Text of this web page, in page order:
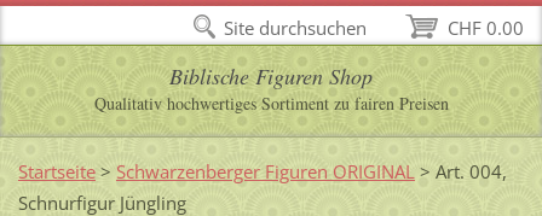
Biblische Figuren Shop
Qualitativ hochwertiges Sortiment zu fairen Preisen
Startseite > Schwarzenberger Figuren ORIGINAL > Art. 004,
Schnurfigur Jüngling
CHF 0.00
Site durchsuchen